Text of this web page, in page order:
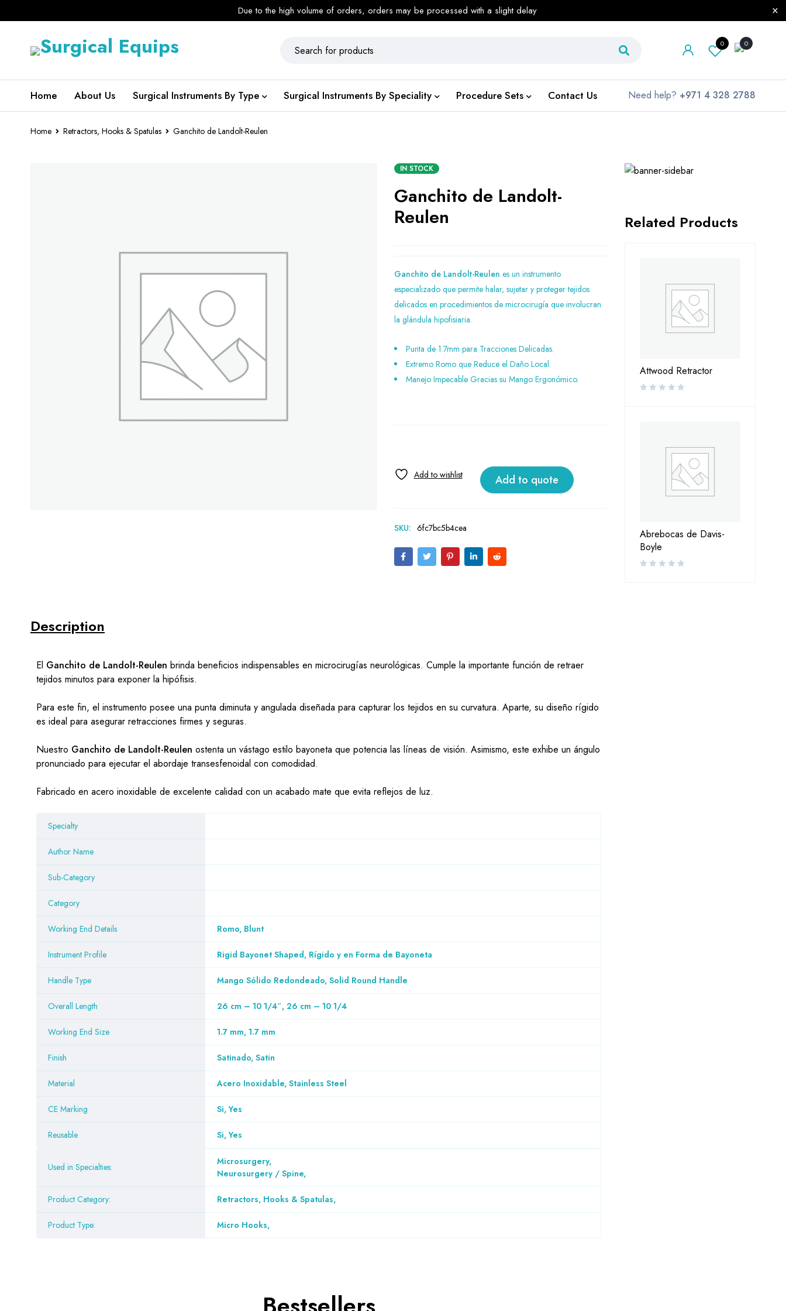
Due to the high volume of orders, orders may be processed with a slight delay
0
0
Home About Us Surgical Instruments By Type Surgical Instruments By Speciality Procedure Sets Contact Us Need help? +971 4 328 2788
Home Retractors, Hooks & Spatulas Ganchito de Landolt-Reulen
IN STOCK
Ganchito de Landolt-
Reulen
Ganchito de Landolt-Reulen es un instrumento
especializado que permite halar, sujetar y proteger tejidos
delicados en procedimientos de microcirugía que involucran
la glándula hipofisiaria.
Punta de 1.7mm para Tracciones Delicadas.
Extremo Romo que Reduce el Daño Local.
Manejo Impecable Gracias su Mango Ergonómico.
Add to quote
SKU: 6fc7bc5b4cea
Description
El Ganchito de Landolt-Reulen brinda beneficios indispensables en microcirugías neurológicas. Cumple la importante función de retraer
tejidos minutos para exponer la hipófisis.
Para este fin, el instrumento posee una punta diminuta y angulada diseñada para capturar los tejidos en su curvatura. Aparte, su diseño rígido
es ideal para asegurar retracciones firmes y seguras.
Nuestro Ganchito de Landolt-Reulen ostenta un vástago estilo bayoneta que potencia las líneas de visión. Asimismo, este exhibe un ángulo
pronunciado para ejecutar el abordaje transesfenoidal con comodidad.
Fabricado en acero inoxidable de excelente calidad con un acabado mate que evita reflejos de luz.
Specialty
Author Name
Sub-Category
Category
Working End Details Romo, Blunt
Instrument Profile Rigid Bayonet Shaped, Rígido y en Forma de Bayoneta
Handle Type Mango Sólido Redondeado, Solid Round Handle
Overall Length 26 cm – 10 1/4″, 26 cm – 10 1/4
Working End Size 1.7 mm, 1.7 mm
Finish Satinado, Satin
Material Acero Inoxidable, Stainless Steel
CE Marking Si, Yes
Reusable Si, Yes
Used in Specialties: Microsurgery,
Neurosurgery / Spine,
Product Category: Retractors, Hooks & Spatulas,
Product Type: Micro Hooks,
Related Products
Attwood Retractor
Abrebocas de Davis-
Boyle